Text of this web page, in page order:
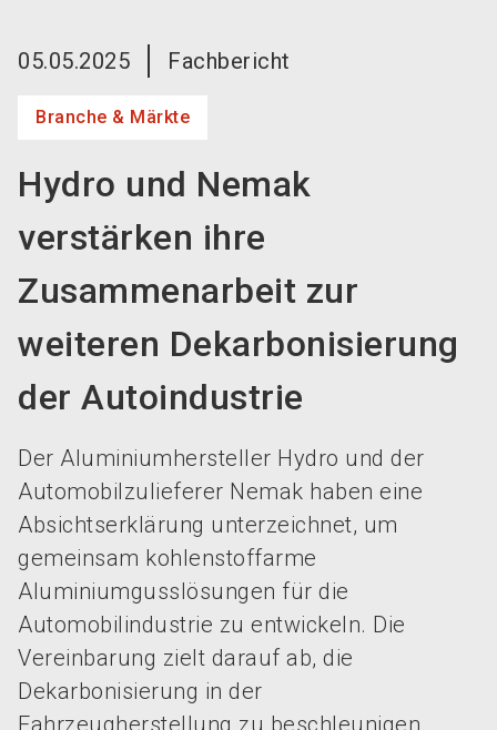
05.05.2025 Fachbericht
Branche & Märkte
Hydro und Nemak
verstärken ihre
Zusammenarbeit zur
weiteren Dekarbonisierung
der Autoindustrie
Der Aluminiumhersteller Hydro und der
Automobilzulieferer Nemak haben eine
Absichtserklärung unterzeichnet, um
gemeinsam kohlenstoffarme
Aluminiumgusslösungen für die
Automobilindustrie zu entwickeln. Die
Vereinbarung zielt darauf ab, die
Dekarbonisierung in der
Fahrzeugherstellung zu beschleunigen,